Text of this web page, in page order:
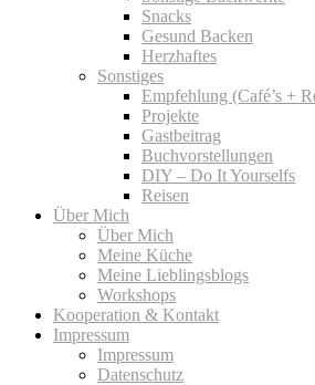
Snacks
Gesund Backen
Herzhaftes
Sonstiges
Empfehlung (Café’s +
Projekte
Gastbeitrag
Buchvorstellungen
DIY – Do It Yourselfs
Reisen
Über Mich
Über Mich
Meine Küche
Meine Lieblingsblogs
Workshops
Kooperation & Kontakt
Impressum
Impressum
Datenschutz